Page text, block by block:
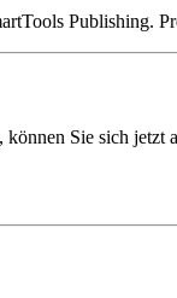
Publishing.
Sie sich jetzt